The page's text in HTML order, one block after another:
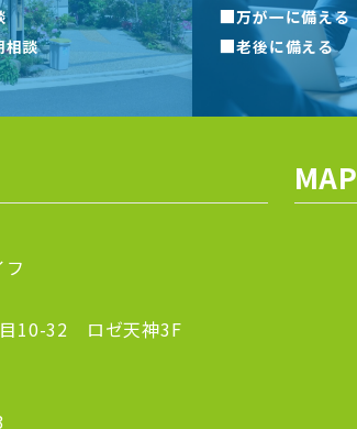
相談
■万が一に備える
■老後に備える
10-32 ロゼ天神3F
MAP